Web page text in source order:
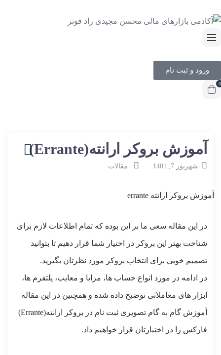
ورود و ثبت نام
0
آموزش بروکر ارانته(Errante)
شهریور 7, 1401 مقالات
در این مقاله سعی ما بر این بوده که تمام اطلاعات لازم برای
شناخت بهتر این بروکر در اختیار شما قرار دهیم تا بتوانید
تصمیم خوبی برای انتخاب بروکر مورد نظرتان بگیرید.
در ادامه در مورد انواع حساب ها، مزایا و معایب، پلتفرم ها،
ابزار های معاملاتی توضیح داده شده و همچنین در این مقاله
آموزش گام به گام تصویری ثبت نام در بروکر ارانته(Errante)
فارکس را در اختیارتان قرار خواهیم داد.